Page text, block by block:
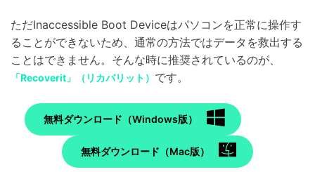
ただInaccessible Boot Deviceはパソコンを正常に操作す
ることができないため、通常の方法ではデータを救出する
ことはできません。そんな時に推奨されているのが、
「Recoverit」（リカバリット） です。
無料ダウンロード（Windows版）
無料ダウンロード（Mac版）